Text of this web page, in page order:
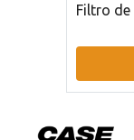
Filtro de